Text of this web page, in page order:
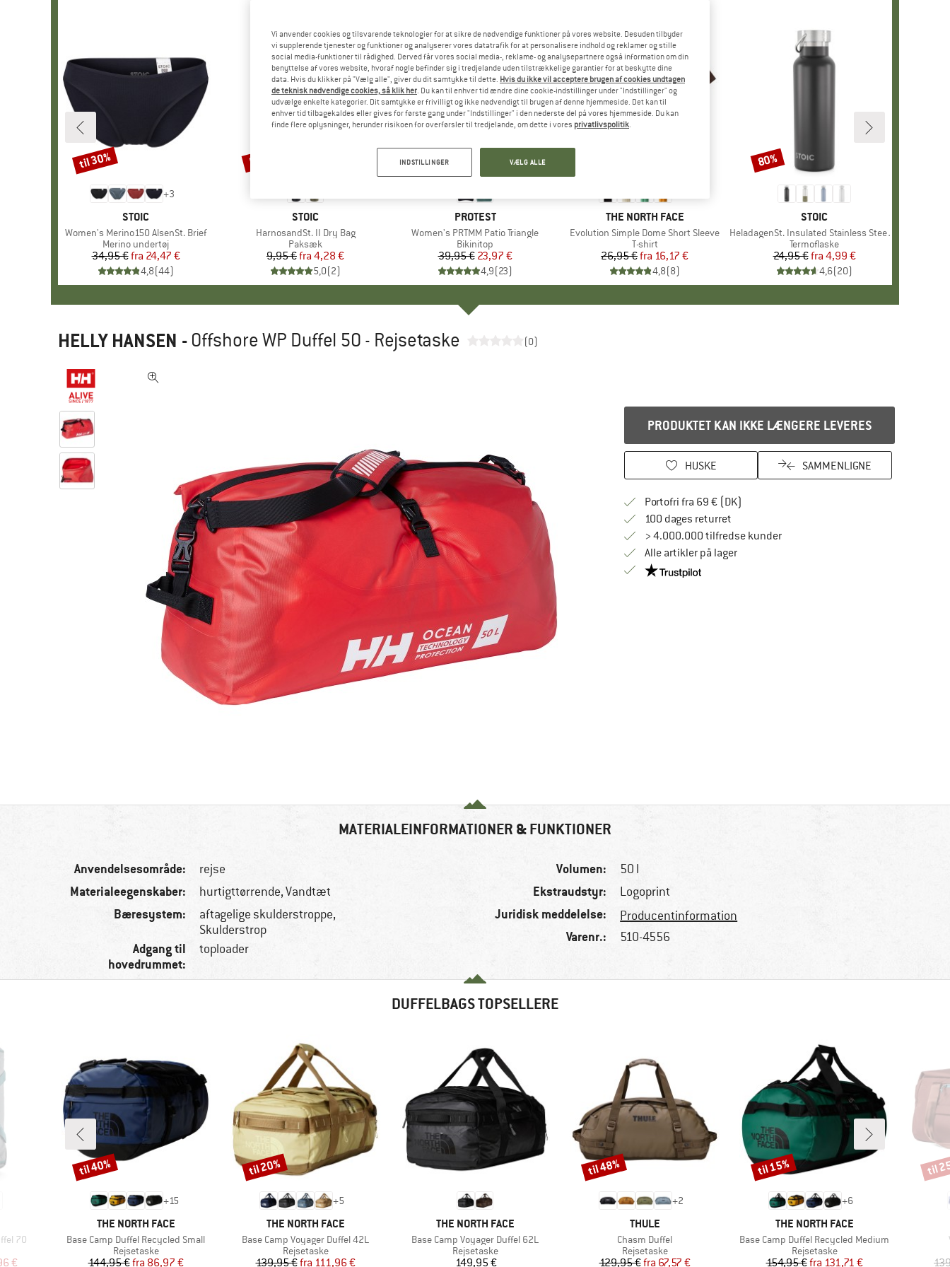
+3
MÆRKE
STOIC
Artikel
Women's Merino150 AlsenSt. Brief
Produktgruppe
Merino undertøj
Pris
34,95 € Nedsat pris
fra 24,47 €
4,8(44)
Rabat
til 30%
MÆRKE
STOIC
Artikel
HarnosandSt. II Dry Bag
Produktgruppe
Paksæk
Pris
9,95 € Nedsat pris
fra 4,28 €
5,0(2)
Rabat
57%
MÆRKE
PROTEST
Artikel
Women's PRTMM Patio Triangle
Produktgruppe
Bikinitop
Pris
39,95 €Nedsat pris
23,97 €
4,9(23)
Rabat
40%
MÆRKE
THE NORTH FACE
Artikel
Evolution Simple Dome Short Sleeve
Produktgruppe
T-shirt
Pris
26,95 € Nedsat pris
fra 16,17 €
4,8(8)
MÆRKE
STOIC
Artikel
HeladagenSt. Insulated Stainless Steel Bottle 500
Produktgruppe
Termoflaske
Pris
24,95 € Nedsat pris
fra 4,99 €
4,6(20)
Rabat
80%
HELLY HANSEN - Offshore WP Duffel 50 - Rejsetaske (0)
PRODUKTET KAN IKKE LÆNGERE LEVERES
HUSKE SAMMENLIGNE
Portofri fra 69 € (DK)
100 dages returretGå til returretten her Åbnes i en infoboks
> 4.000.000 tilfredse kunder
Alle artikler på lager
Vi er Trustpilot-certificeret - oplysningerne får du
MATERIALEINFORMATIONER & FUNKTIONER
Anvendelsesområde: rejse
Materialeegenskaber: hurtigttørrende, Vandtæt
Bæresystem:
aftagelige skulderstroppe,
Skulderstrop
Adgang til
hovedrummet:
toploader
Volumen: 50 l
Ekstraudstyr: Logoprint
Juridisk meddelelse: Producentinformation
Varenr.: 510-4556
DUFFELBAGS TOPSELLERE
70
€
+15
MÆRKE
THE NORTH FACE
Artikel
Base Camp Duffel Recycled Small
Produktgruppe
Rejsetaske
Pris
144,95 € Nedsat pris
fra 86,97 €
Rabat
til 40%
+5
MÆRKE
THE NORTH FACE
Artikel
Base Camp Voyager Duffel 42L
Produktgruppe
Rejsetaske
Pris
139,95 € Nedsat pris
fra 111,96 €
Rabat
til 20%
MÆRKE
THE NORTH FACE
Artikel
Base Camp Voyager Duffel 62L
Produktgruppe
Rejsetaske
Pris
149,95 €
+2
MÆRKE
THULE
Artikel
Chasm Duffel
Produktgruppe
Rejsetaske
Pris
129,95 € Nedsat pris
fra 67,57 €
Rabat
til 48%
+6
MÆRKE
THE NORTH FACE
Artikel
Base Camp Duffel Recycled Medium
Produktgruppe
Rejsetaske
Pris
154,95 € Nedsat pris
fra 131,71 €
Rabat
til 15% Rabat
til
Vi anvender cookies og tilsvarende teknologier for at sikre de nødvendige funktioner på vores website. Desuden tilbyder
vi supplerende tjenester og funktioner og analyserer vores datatrafik for at personalisere indhold og reklamer og stille
social media-funktioner til rådighed. Derved får vores social media-, reklame- og analysepartnere også information om din
benyttelse af vores website, hvoraf nogle befinder sig i tredjelande uden tilstrækkelige garantier for at beskytte dine
data. Hvis du klikker på "Vælg alle", giver du dit samtykke til dette. Hvis du ikke vil acceptere brugen af cookies undtagen
de teknisk nødvendige cookies, så klik her. Du kan til enhver tid ændre dine cookie-indstillinger under "Indstillinger" og
udvælge enkelte kategorier. Dit samtykke er frivilligt og ikke nødvendigt til brugen af denne hjemmeside. Det kan til
enhver tid tilbagekaldes eller gives for første gang under "Indstillinger" i den nederste del på vores hjemmeside. Du kan
finde flere oplysninger, herunder risikoen for overførsler til tredjelande, om dette i vores privatlivspolitik.
INDSTILLINGER VÆLG ALLE